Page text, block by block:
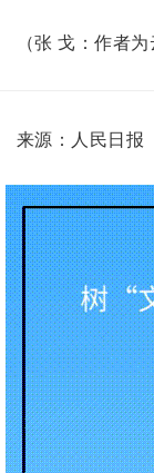
（张 戈：作者
来源：人民日报